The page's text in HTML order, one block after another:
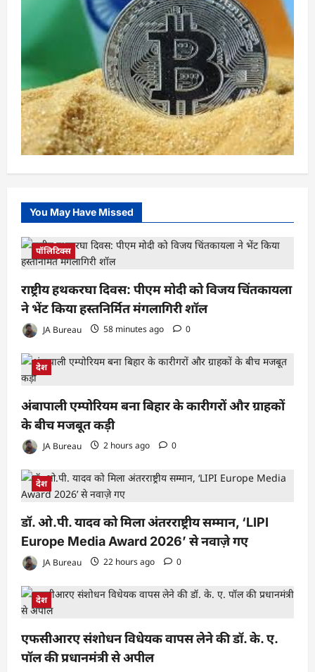
You May Have Missed
पॉलिटिक्स
राष्ट्रीय हथकरघा दिवस: पीएम मोदी को विजय चिंतकायला
ने भेंट किया हस्तनिर्मित मंगलागिरी शॉल
JA Bureau 58 minutes ago 0
देश
अंबापाली एम्पोरियम बना बिहार के कारीगरों और ग्राहकों
के बीच मजबूत कड़ी
JA Bureau 2 hours ago 0
देश
डॉ. ओ.पी. यादव को मिला अंतरराष्ट्रीय सम्मान, ‘LIPI
Europe Media Award 2026’ से नवाज़े गए
JA Bureau 22 hours ago 0
देश
एफसीआरए संशोधन विधेयक वापस लेने की डॉ. के. ए.
पॉल की प्रधानमंत्री से अपील